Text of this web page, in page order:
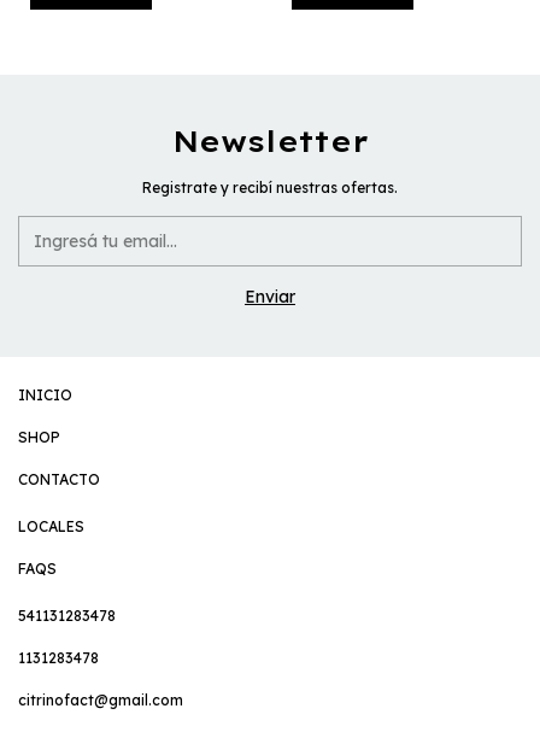
Newsletter
Registrate y recibí nuestras ofertas.
INICIO
SHOP
CONTACTO
LOCALES
FAQS
541131283478
1131283478
citrinofact@gmail.com